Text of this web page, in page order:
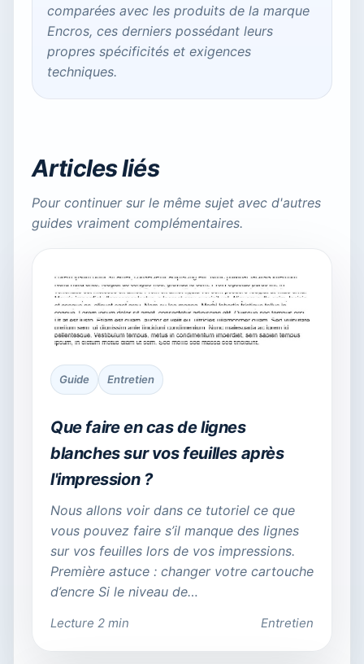
comparées avec les produits de la marque
Encros, ces derniers possédant leurs
propres spécificités et exigences
techniques.
Articles liés
Pour continuer sur le même sujet avec d'autres
guides vraiment complémentaires.
Guide Entretien
Que faire en cas de lignes
blanches sur vos feuilles après
l'impression ?
Nous allons voir dans ce tutoriel ce que
vous pouvez faire s’il manque des lignes
sur vos feuilles lors de vos impressions.
Première astuce : changer votre cartouche
d’encre Si le niveau de…
Lecture 2 min Entretien